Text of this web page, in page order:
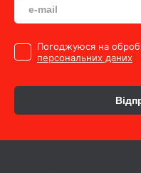
Погоджуюся на
персональних даних